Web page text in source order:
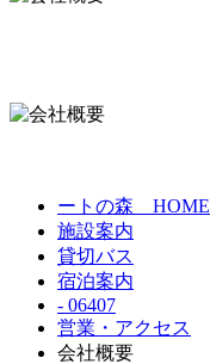
ートの森 HOME
施設案内
貸切バス
宿泊案内
- 06407
営業・アクセス
会社概要